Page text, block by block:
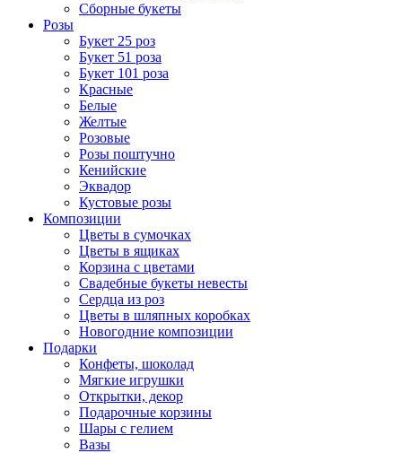
Сборные букеты
Розы
Букет 25 роз
Букет 51 роза
Букет 101 роза
Красные
Белые
Желтые
Розовые
Розы поштучно
Кенийские
Эквадор
Кустовые розы
Композиции
Цветы в сумочках
Цветы в ящиках
Корзина с цветами
Свадебные букеты невесты
Сердца из роз
Цветы в шляпных коробках
Новогодние композиции
Подарки
Конфеты, шоколад
Мягкие игрушки
Открытки, декор
Подарочные корзины
Шары с гелием
Вазы